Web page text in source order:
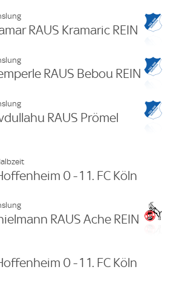
RAUS Kramaric REIN
RAUS Bebou REIN
RAUS Prömel
0 - 1 1. FC Köln
RAUS Ache REIN
0 - 1 1. FC Köln